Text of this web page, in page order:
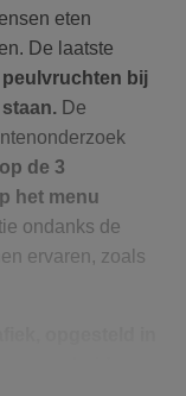
eten
De laatste
peulvruchten bij
De
de 3
het menu
ondanks de
ervaren, zoals